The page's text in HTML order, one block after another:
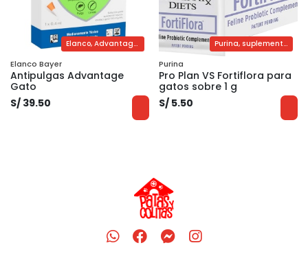
Elanco, Advantage, antipulgas para gato, pipeta
Elanco Bayer
Antipulgas Advantage
Gato
S/ 39.50
Purina, suplemento probiótico felino
Purina
Pro Plan VS Fortiflora para
gatos sobre 1 g
S/ 5.50